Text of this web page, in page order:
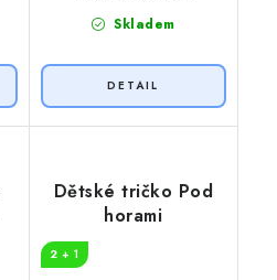
Skladem
Dětské tričko Pod
horami
2 + 1